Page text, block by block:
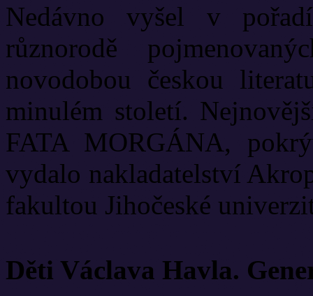
Nedávno vyšel v
různorodě
novodobou českou
minulém století.
FATA MORGÁNA,
vydalo nakladatelství
fakultou Jihočeské
Děti Václava Havla.